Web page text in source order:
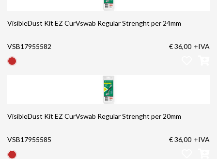
VisibleDust Kit EZ CurVswab Regular Strenght per 24mm
VSB17955582 € 36,00 +IVA
VisibleDust Kit EZ CurVswab Regular Strenght per 20mm
VSB17955585 € 36,00 +IVA